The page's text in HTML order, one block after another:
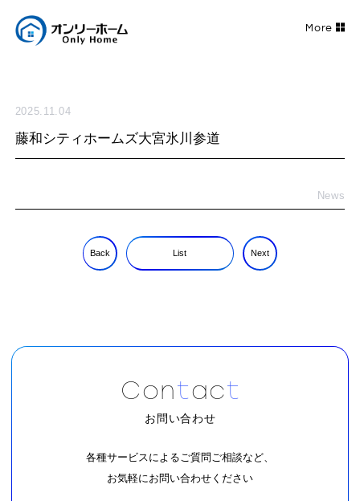
2025.11.04
藤和シティホームズ大宮氷川参道
News
Back List Next
Contact
お問い合わせ
各種サービスによるご質問ご相談など、
お気軽にお問い合わせください